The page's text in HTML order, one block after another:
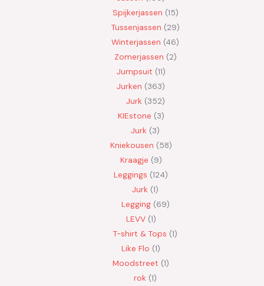
Spijkerjassen 15
Tussenjassen 29
Winterjassen 46
Zomerjassen 2
Jumpsuit 11
Jurken 363
Jurk 352
KIEstone 3
Jurk 3
Kniekousen 58
Kraagje 9
Leggings 124
Jurk 1
Legging 69
LEVV 1
T-shirt & Tops 1
Like Flo 1
Moodstreet 1
rok 1